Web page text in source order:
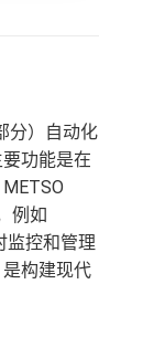
分）自动化
功能是在
例如
监控和管理
构建现代